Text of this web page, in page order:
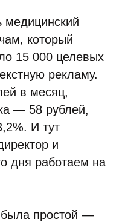
медицинский
который
15 000 целевых
рекламу.
в месяц,
— 58 рублей,
И тут
и
дня работаем на
простой —